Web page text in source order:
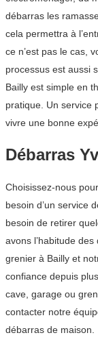
débarras les
cela permettra à
ce n’est pas le cas,
processus est aussi
Bailly est simple en
pratique. Un service
vivre une bonne
Débarras
Choisissez-nous
besoin d’un service
besoin de retirer
avons l’habitude
grenier à Bailly et
confiance depuis
cave, garage ou
contacter notre
débarras de maison.